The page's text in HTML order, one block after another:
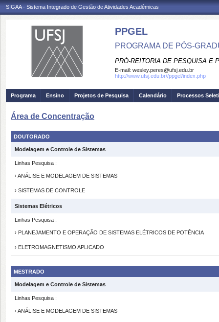
SIGAA - Sistema Integrado de Gestão de Atividades Acadêmicas
PPGEL
PROGRAMA DE PÓS-
PRÓ-REITORIA DE PESQUISA E
E-mail: wesley.peres@ufsj.edu.br
http://www.ufsj.edu.br//ppgel/index.php
Programa Ensino Projetos de Pesquisa Calendário Processos
Área de Concentração
DOUTORADO
Modelagem e Controle de Sistemas
Linhas Pesquisa :
› ANÁLISE E MODELAGEM DE SISTEMAS
› SISTEMAS DE CONTROLE
Sistemas Elétricos
Linhas Pesquisa :
› PLANEJAMENTO E OPERAÇÃO DE SISTEMAS ELÉTRICOS DE POTÊNCIA
› ELETROMAGNETISMO APLICADO
MESTRADO
Modelagem e Controle de Sistemas
Linhas Pesquisa :
› ANÁLISE E MODELAGEM DE SISTEMAS